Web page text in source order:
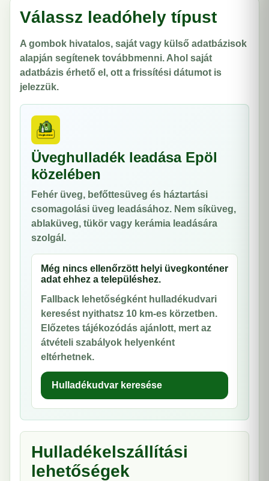
Válassz leadóhely típust
A gombok hivatalos, saját vagy külső adatbázisok
alapján segítenek továbbmenni. Ahol saját
adatbázis érhető el, ott a frissítési dátumot is
jelezzük.
Üveghulladék leadása Epöl
közelében
Fehér üveg, befőttesüveg és háztartási
csomagolási üveg leadásához. Nem síküveg,
ablaküveg, tükör vagy kerámia leadására
szolgál.
Még nincs ellenőrzött helyi üvegkonténer
adat ehhez a településhez.
Fallback lehetőségként hulladékudvari
keresést nyithatsz 10 km-es körzetben.
Előzetes tájékozódás ajánlott, mert az
átvételi szabályok helyenként
eltérhetnek.
Hulladékudvar keresése
Hulladékelszállítási
lehetőségek